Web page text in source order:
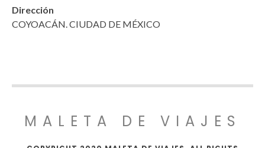
Dirección
COYOACÁN. CIUDAD DE MÉXICO
MALETA DE VIAJES